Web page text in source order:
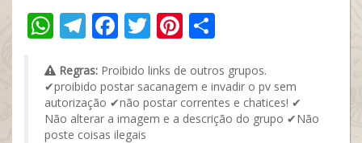
WhatsApp
Telegram
Facebook
TwitterPinterest
Regras: Proibido links de outros grupos.
✔proibido postar sacanagem e invadir o pv sem
autorização ✔não postar correntes e chatices! ✔
Não alterar a imagem e a descrição do grupo ✔Não
poste coisas ilegais